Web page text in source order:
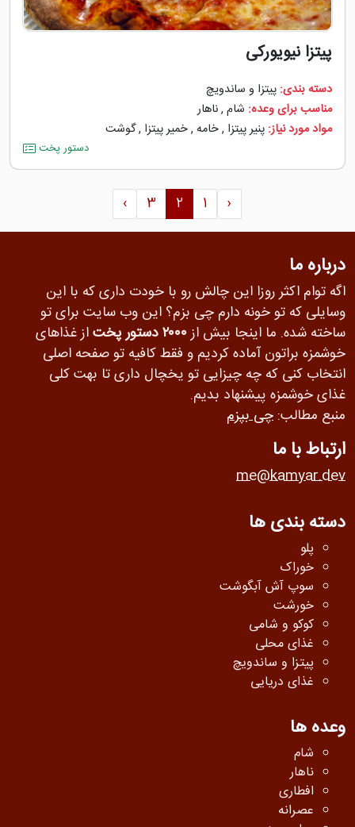
پیتزا نیویورکی
دسته بندی: پیتزا و ساندویچ
مناسب برای وعده: شام ,ناهار
مواد مورد نیاز: پنیر پیتزا ,خامه ,خمیر پیتزا ,گوشت
دستور پخت
‹
1
2
3
›
درباره ما
اگه توام اکثر روزا این چالش رو با خودت داری که با این
وسایلی که تو خونه دارم چی بزم؟ این وب سایت برای تو
ساخته شده. ما اینجا بیش از۲۰۰۰ دستور پخت
از غذاهای
خوشمزه براتون آماده کردیم و فقط کافیه تو صفحه اصلی
انتخاب کنی که چه چیزایی تو یخچال داری تا بهت کلی
غذای خوشمزه پیشنهاد بدیم.
منبع مطالب: چی بپزم
ارتباط با ما
me@kamyar.dev
دسته بندی ها
پلو
خوراک
سوپ آش آبگوشت
خورشت
کوکو و شامی
غذای محلی
پیتزا و ساندویچ
غذای دریایی
وعده ها
شام
ناهار
افطاری
عصرانه